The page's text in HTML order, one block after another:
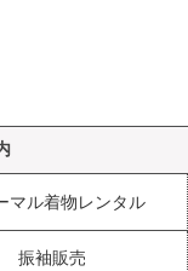
マル着物レンタル
振袖販売